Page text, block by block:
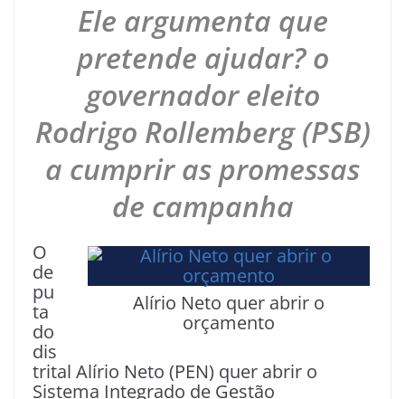
Ele argumenta que
pretende ajudar? o
governador eleito
Rodrigo Rollemberg (PSB)
a cumprir as promessas
de campanha
Alírio Neto quer abrir o
orçamento
O
de
pu
ta
do
dis
trital Alírio Neto (PEN) quer abrir o
Sistema Integrado de Gestão